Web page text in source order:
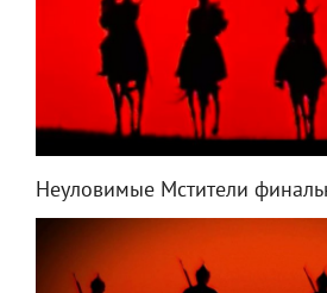
Неуловимые Мстители